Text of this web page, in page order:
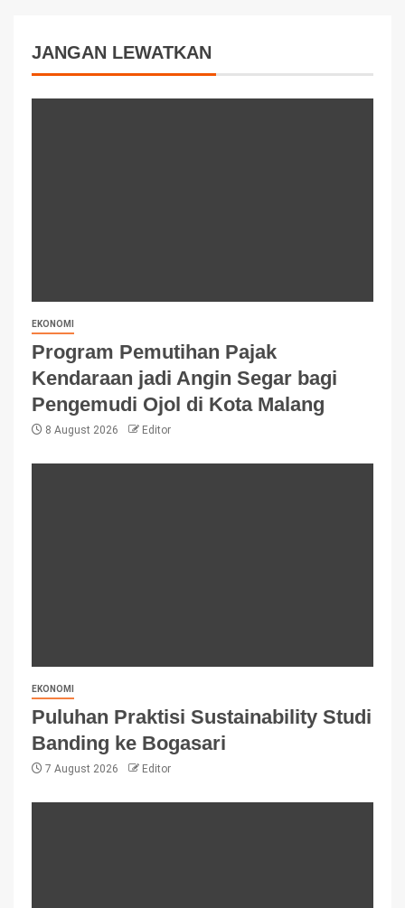
JANGAN LEWATKAN
EKONOMI
Program Pemutihan Pajak
Kendaraan jadi Angin Segar bagi
Pengemudi Ojol di Kota Malang
8 August 2026 Editor
EKONOMI
Puluhan Praktisi Sustainability Studi
Banding ke Bogasari
7 August 2026 Editor